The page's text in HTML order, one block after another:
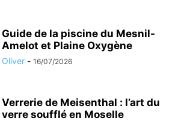
Guide de la piscine du Mesnil-
Amelot et Plaine Oxygène
Oliver - 16/07/2026
Verrerie de Meisenthal : l’art du
verre soufflé en Moselle